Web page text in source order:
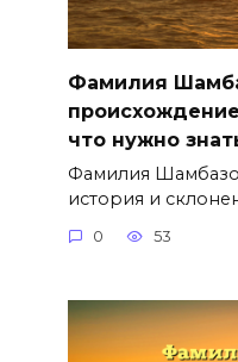
Фамилия
что нужно
Фамилия
история и
0 53